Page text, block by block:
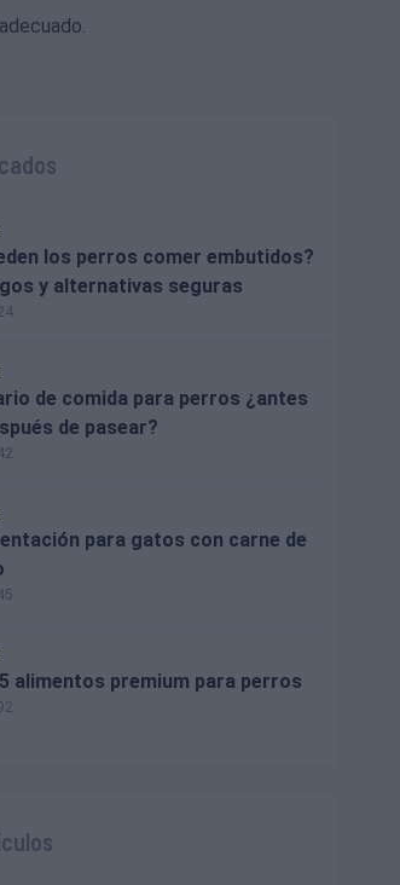
los perros comer embutidos?
y alternativas seguras
de comida para perros ¿antes
de pasear?
para gatos con carne de
alimentos premium para perros